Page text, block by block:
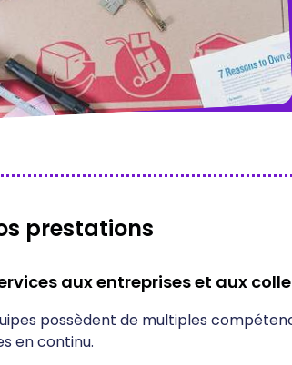
prestations
aux entreprises et aux
possèdent de multiples
en continu.